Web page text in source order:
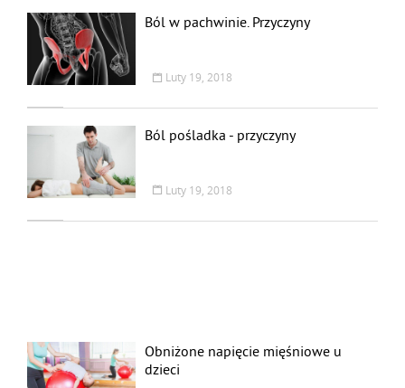
Ból w pachwinie. Przyczyny
Luty 19, 2018
Ból pośladka - przyczyny
Luty 19, 2018
Obniżone napięcie mięśniowe u
dzieci